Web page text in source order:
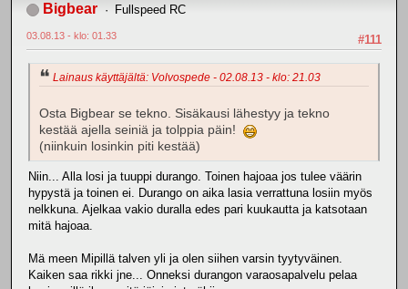
Bigbear Fullspeed RC
#111
03.08.13 - klo: 01.33
Lainaus käyttäjältä: Volvospede - 02.08.13 - klo: 21.03
Osta Bigbear se tekno. Sisäkausi lähestyy ja tekno
kestää ajella seiniä ja tolppia päin!
(niinkuin losinkin piti kestää)
Niin... Alla losi ja tuuppi durango. Toinen hajoaa jos tulee väärin
hypystä ja toinen ei. Durango on aika lasia verrattuna losiin myös
nelkkuna. Ajelkaa vakio duralla edes pari kuukautta ja katsotaan
mitä hajoaa.
Mä meen Mipillä talven yli ja olen siihen varsin tyytyväinen.
Kaiken saa rikki jne... Onneksi durangon varaosapalvelu pelaa